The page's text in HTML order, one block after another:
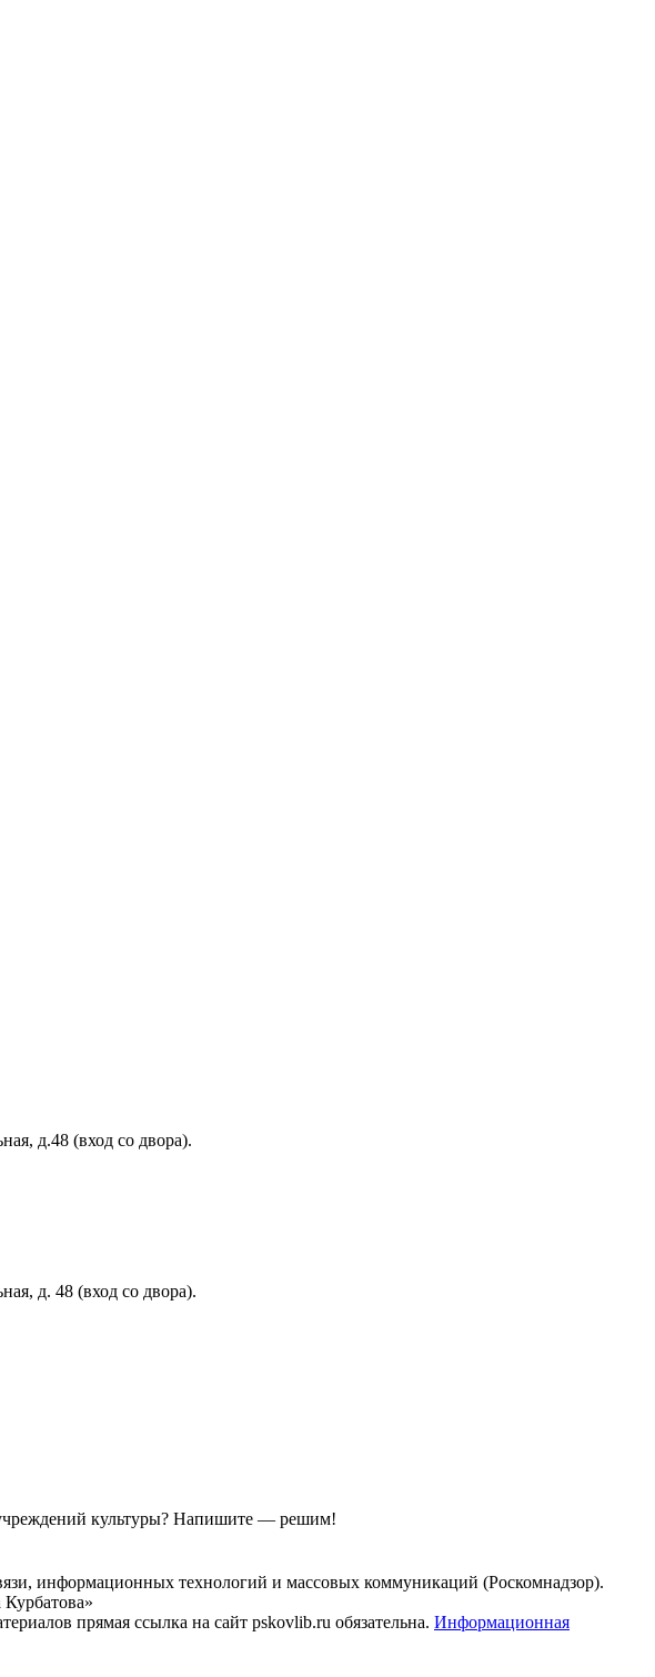
д.48 (вход со двора).
д. 48 (вход со двора).
культуры? Напишите — решим!
информационных технологий и массовых коммуникаций (Роскомнадзор).
прямая ссылка на сайт pskovlib.ru обязательна. Информационная